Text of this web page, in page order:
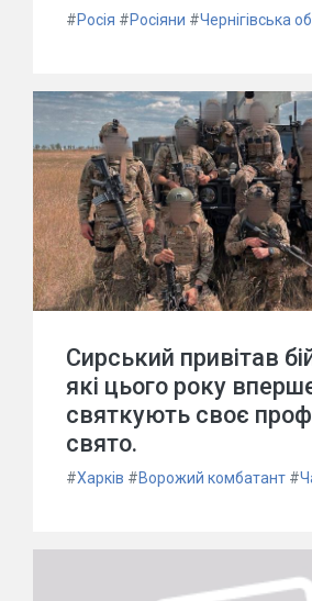
#Росія #Росіяни #Чернігівська
Сирський привітав
які цього року
святкують своє
свято.
#Харків #Ворожий комбатант #